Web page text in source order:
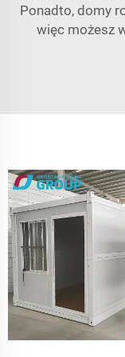
Ponadto, domy
więc możesz